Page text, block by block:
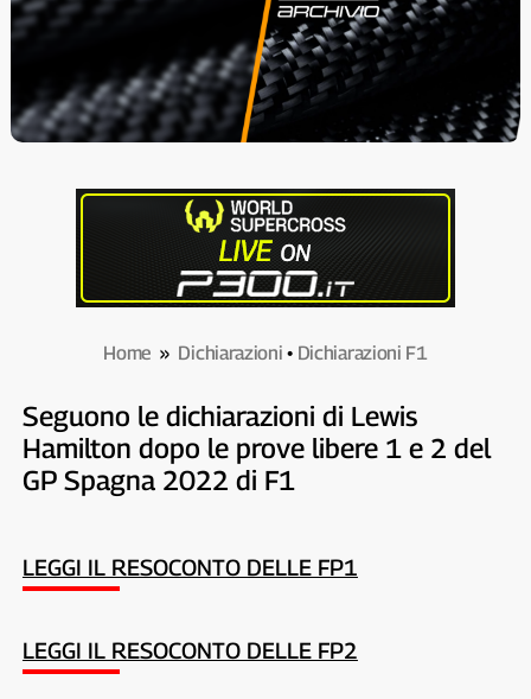
Home » Dichiarazioni • Dichiarazioni F1
Seguono le dichiarazioni di Lewis
Hamilton dopo le prove libere 1 e 2 del
GP Spagna 2022 di F1
LEGGI IL RESOCONTO DELLE FP1
LEGGI IL RESOCONTO DELLE FP2